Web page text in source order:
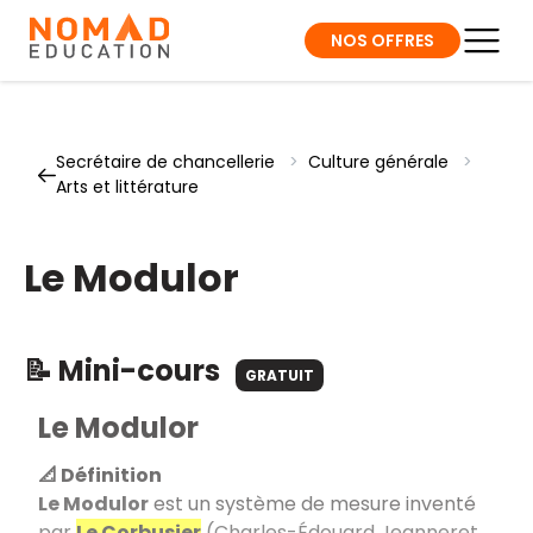
NOS OFFRES
Secrétaire de chancellerie > Culture générale
>
Arts et littérature
Le Modulor
📝 Mini-cours GRATUIT
Le Modulor
📐 Définition
Le Modulorest un système de mesure inventé